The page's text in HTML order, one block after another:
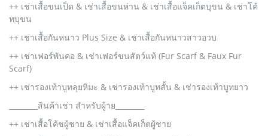
++ เช่าเสื้อขนเป็ด & เช่าเสื้อขนห่าน & เช่าเสื้อแจ็คเก็ตบุขน & เช่าโค้
ทบุขน
++ เช่าเสื้อกันหนาว Plus Size & เช่าเสื้อกันหนาวสาวอวบ
++ เช่าเฟอร์พันคอ & เช่าเฟอร์ขนสัตว์แท้ (Fur Scarf & Faux Fur
Scarf)
++ เช่ารองเท้าบูทลุยหิมะ & เช่ารองเท้าบูทสั้น & เช่ารองเท้าบูทยาว
________สินค้าเช่า สำหรับผู้าย________
++ เช่าเสื้อโค้ชผู้ชาย & เช่าเสื้อแจ็คเก็ตผู้ชาย